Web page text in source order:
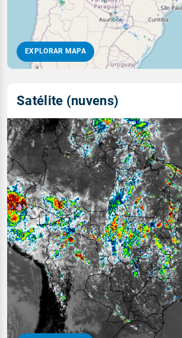
EXPLORAR MAPA
Satélite (nuvens)